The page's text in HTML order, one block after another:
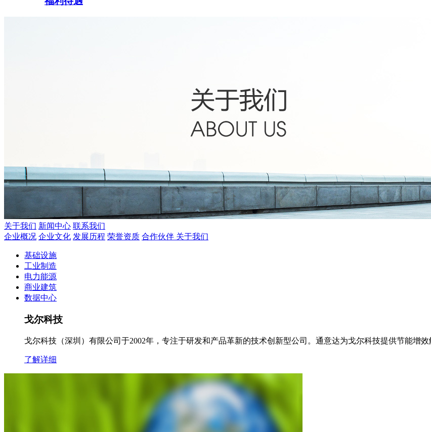
关于我们 新闻中心 联系我们
企业概况 企业文化 发展历程 荣誉资质 合作伙伴 关于我们
基础设施
工业制造
电力能源
商业建筑
数据中心
戈尔科技
戈尔科技（深圳）有限公司于2002年，专注于研发和产品革新的技术创新型公司。通意达为戈尔科技提供节能增
了解详细